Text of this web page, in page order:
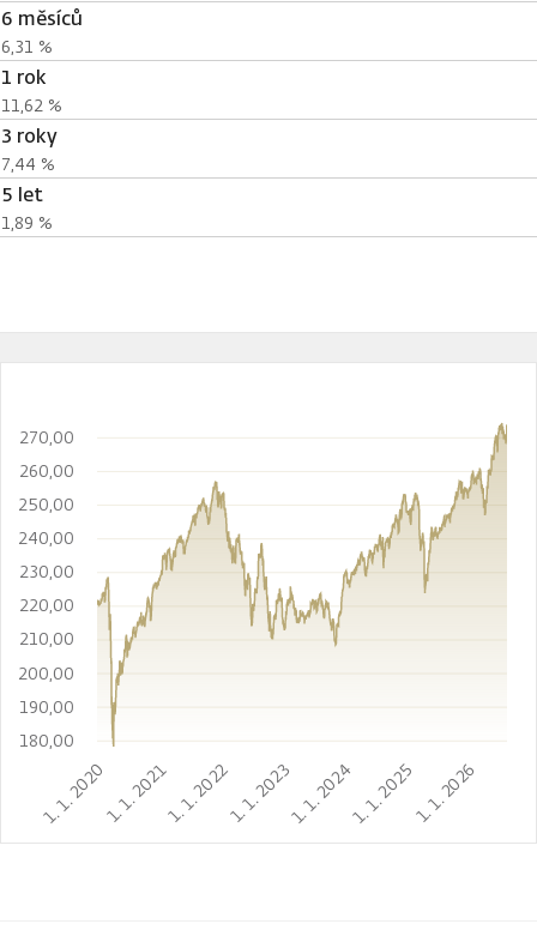
6 měsíců
6,31 %
1 rok
11,62 %
3 roky
7,44 %
5 let
1,89 %
1. 1. 20201. 1. 20211. 1. 20221. 1. 20231. 1. 20241. 1. 20251. 1. 2026
180,00
190,00
200,00
210,00
220,00
230,00
240,00
250,00
260,00
270,00